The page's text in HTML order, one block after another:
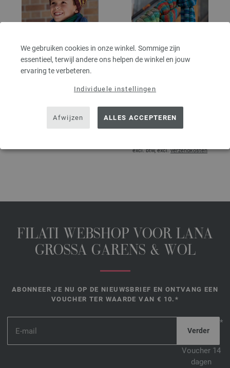
We gebruiken cookies in onze winkel. Sommige zijn
essentieel, terwijl andere ons helpen de winkel en jouw
ervaring te verbeteren.
Individuele instellingen
Afwijzen ALLES ACCEPTEREN
SJAAL Merino Uno
FILATI Kids No. 10 | Model 66
14,30 € - 18,90 €
16,64 $ - 21,99 $
SJAAL Cool Wool Big
Print
FILATI Teens No. 7 | Model 10b
33,30 € - 49,14 €
excl. btw, excl.verzendkosten
FILATI WEBSHOP VOOR LANA
GROSSA GARENS & WOL
ABONNEER JE NU OP DE NIEUWSBRIEF EN ONTVANG EEN
VOUCHER TER WAARDE VAN € 10.*
*
Voucher 14
dagen